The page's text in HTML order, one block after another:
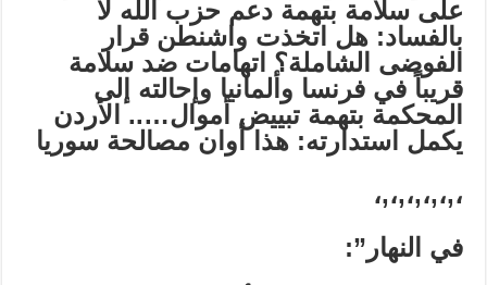
على سلامة بتهمة دعم حزب الله لا
بالفساد: هل اتخذت واشنطن قرار
الفوضى الشاملة؟ اتهامات ضد سلامة
قريباً في فرنسا وألمانيا وإحالته إلى
المحكمة بتهمة تبييض أموال….. الأردن
يكمل استدارته: هذا أوان مصالحة سوريا
،,،,،,،,،,،
في النهار”: